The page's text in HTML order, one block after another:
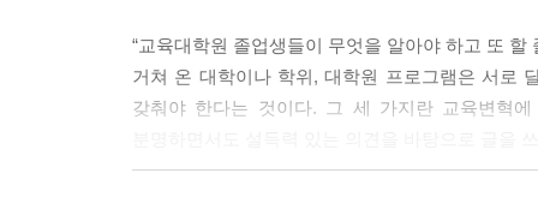
“교육대학원 졸업생들이 무엇을 알아야 하고 또
거쳐 온 대학이나 학위, 대학원 프로그램은 서로
갖춰야 한다는 것이다. 그 세 가지란 교육변혁